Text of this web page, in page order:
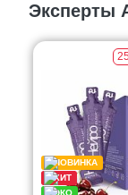
Эксперты